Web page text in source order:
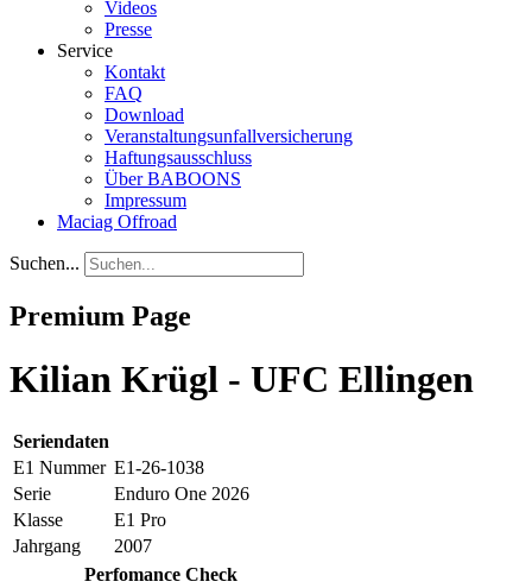
Videos
Presse
Service
Kontakt
FAQ
Download
Veranstaltungsunfallversicherung
Haftungsausschluss
Über BABOONS
Impressum
Maciag Offroad
Suchen...
Premium Page
Kilian Krügl - UFC Ellingen
Seriendaten
E1 Nummer E1-26-1038
Serie
Enduro One 2026
Klasse
E1 Pro
Jahrgang
2007
Perfomance Check